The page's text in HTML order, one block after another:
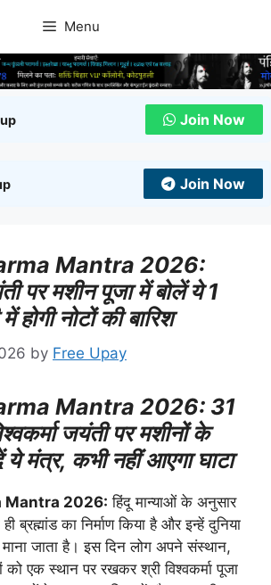
Menu
Join Now
Join Now
Mantra 2026:
पर मशीन पूजा में बोलें ये 1
होगी नोटों की बारिश
by Free Upay
Mantra 2026: 31
जयंती पर मशीनों के
ये मंत्र, कभी नहीं आएगा घाटा
Mantra 2026: हिंदू मान्याओं के अनुसार
ब्रह्मांड का निर्माण किया है और इन्हें दुनिया
माना जाता है। इस दिन लोग अपने संस्थान,
को एक स्थान पर रखकर श्री विश्वकर्मा पूजा